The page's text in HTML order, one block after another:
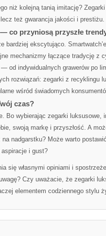
niż kolejną tanią imitację?
też gwarancja jakości i prestiżu.
co przyniosą przyszłe
bardziej ekscytująco.
mechanizmy łączące tradycję z
od indywidualnych grawerów po
rozwiązań: zegarki z recyklingu
wśród świadomych
czas?
Bo wybierając zegarki luksusowe,
swoją markę i przyszłość. A
nadgarstku? Może warto
aspiracje i gust?
się własnymi opiniami i
Czy uważacie, że zegarki
elementem codziennego stylu